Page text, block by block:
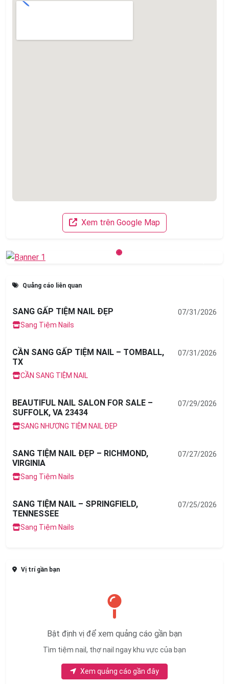
Phone hoặc
Xem trên Google Map
Previous
Quảng cáo liên quan
SANG GẤP TIỆM NAIL ĐẸP
Sang Tiệm Nails
07/31/2026
CẦN SANG GẤP TIỆM NAIL – TOMBALL,
TX
CẦN SANG TIỆM NAIL
07/31/2026
BEAUTIFUL NAIL SALON FOR SALE –
SUFFOLK, VA 23434
SANG NHƯỢNG TIỆM NAIL ĐẸP
07/29/2026
SANG TIỆM NAIL ĐẸP – RICHMOND,
VIRGINIA
Sang Tiệm Nails
07/27/2026
SANG TIỆM NAIL – SPRINGFIELD,
TENNESSEE
Sang Tiệm Nails
07/25/2026
Vị trí gần bạn
Bật định vị để xem quảng cáo gần bạn
Tìm tiệm nail, thợ nail ngay khu vực của bạn
Xem quảng cáo gần đây